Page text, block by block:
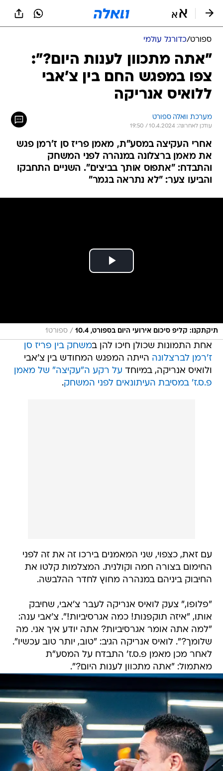
ספורט/כדורגל עולמי
"אתה מתכוון לענות היום?":
צפו במפגש החם בין צ'אבי
ללואיס אנריקה
מערכת וואלה ספורט
עודכן לאחרונה: 10.4.2024 / 19:50
אחרי העקיצה במסע"ת, מאמן פריז סן ז'רמן פגש
את מאמן ברצלונה במנהרה לפני המשחק
והתבדח: "אתפוס אותך בביצים". השניים התחבקו
והביעו צער: "לא נתראה בגמר"
תיקתקנו: קליפ סיכום אירועי היום בספורט, 10.4 / ספורט1
אחת התמונות שכולן חיכו להן במשחק בין פריז סן
ז'רמן לברצלונה הייתה המפגש המחודש בין צ'אבי
ולואיס אנריקה, במיוחד על רקע ה"עקיצה" של מאמן
פ.ס.ז' במסיבת העיתונאים לפני המשחק.
עם זאת, כצפוי, שני המאמנים בירכו זה את זה לפני
החימום בצורה חמה וקולנית. המצלמות קלטו את
החיבוק ביניהם במנהרה מחוץ לחדר ההלבשה.
"פלופו," צעק לואיס אנריקה לעבר צ'אבי, שחיבק
אותו, "איזה תוקפנות! כמה אגרסיביות!". צ'אבי ענה:
"למה אתה אומר אגרסיביות? אתה יודע איך אני. מה
שלומך?". לואיס אנריקה הגיב: "טוב, יותר טוב עכשיו".
לאחר מכן מאמן פ.ס.ז' התבדח על המסע"ת
מאתמול: "אתה מתכוון לענות היום?".